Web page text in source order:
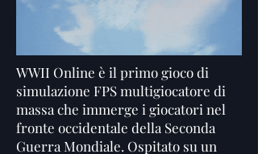
WWII Online è il primo gioco di
simulazione FPS multigiocatore di
massa che immerge i giocatori nel
fronte occidentale della Seconda
Guerra Mondiale. Ospitato su un